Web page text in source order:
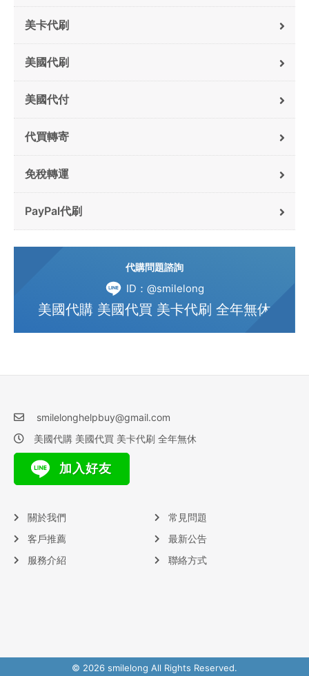
美卡代刷
美國代刷
美國代付
代買轉寄
免稅轉運
PayPal代刷
代購問題諮詢
ID：@smilelong
美國代購 美國代買 美卡代刷 全年無休
smilelonghelpbuy@gmail.com
美國代購 美國代買 美卡代刷 全年無休
加入好友
關於我們
客戶推薦
服務介紹
常見問題
最新公告
聯絡方式
© 2026 smilelong All Rights Reserved.